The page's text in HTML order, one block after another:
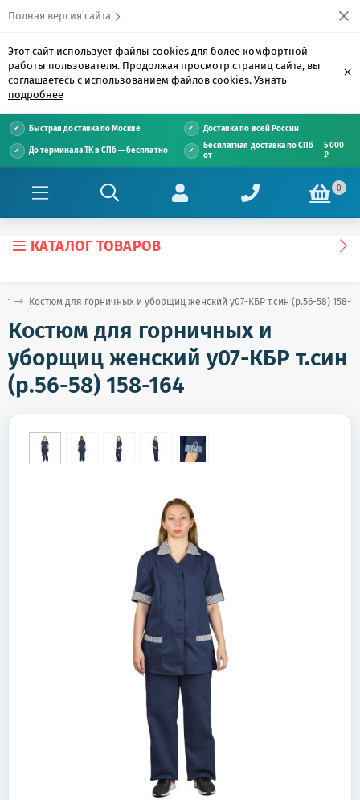
Полная версия сайта
Этот сайт использует файлы cookies для более комфортной
работы пользователя. Продолжая просмотр страниц сайта, вы
соглашаетесь с использованием файлов cookies. Узнать
подробнее
×
Быстрая доставка по Москве Доставка по всей России
До терминала ТК в СПб — бесплатно
Бесплатная доставка по СПб
от
5 000
₽
0
КАТАЛОГ ТОВАРОВ
Костюм для горничных и уборщиц женский у07-КБР т.син (р.56-58) 158-
Костюм для горничных и
уборщиц женский у07-КБР т.син
(р.56-58) 158-164